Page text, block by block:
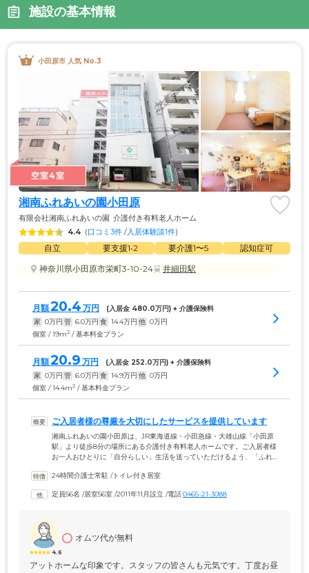
施設の基本情報
小田原市 人気 No.3
空室4室
湘南ふれあいの園小田原
有限会社湘南ふれあいの園 介護付き有料老人ホーム
4.4 (口コミ3件 /入居体験談1件)
自立 要支援1•2 要介護1〜5
認知症可
神奈川県小田原市栄町3-10-24
井細田駅
月額20.4 万円 (入居金 480.0万円) + 介護保険料
家 0万円 管 6.0万円 食 14.4万円 他 0万円
個室 / 19m2 / 基本料金プラン
月額20.9 万円 (入居金 252.0万円) + 介護保険料
家 0万円 管 6.0万円 食 14.9万円 他 0万円
個室 / 14.4m2 / 基本料金プラン
ご入居者様の尊厳を大切にしたサービスを提供しています
湘南ふれあいの園小田原は、JR東海道線・小田急線・大雄山線「小田原
駅」より徒歩8分の場所にある介護付き有料老人ホームです。ご入居者様
お一人おひとりに「自分らしい」生活を送っていただけるよう、「ふれ
スをご提供。「寝たきりにさせない」ケアを目標に掲げ、ご入居者様の
が増えることは、社会活動への参加機会が減る原因となり、心身にも影
24時間介護士常駐 /トイレ付き居室
定員56名 /居室56室 /2011年11月設立 /電話0465-21-3088
4.6
オムツ代が無料
アットホームな印象です。スタッフの皆さんも元気です。丁度お昼